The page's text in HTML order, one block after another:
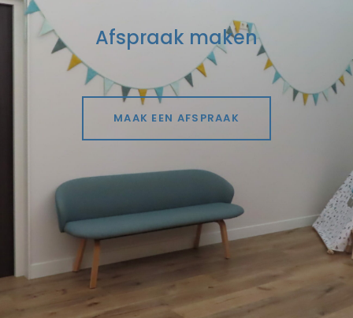
Afspraak maken
MAAK EEN AFSPRAAK